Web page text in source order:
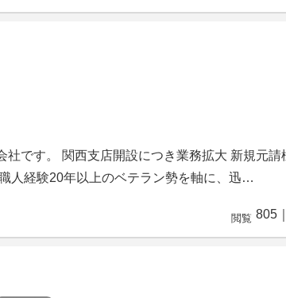
社です。 関西支店開設につき業務拡大 新規元請
人経験20年以上のベテラン勢を軸に、迅…
閲覧 805